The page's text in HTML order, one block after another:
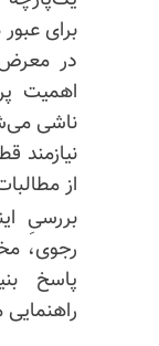
برای
در
اهمیت
ناشی
نیازمند
از
بررسیِ
رجوی،
پاسخ